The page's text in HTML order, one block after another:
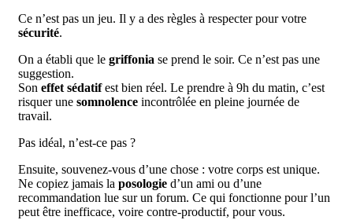
Ce n’est pas un jeu. Il y a des règles à respecter pour votre
sécurité.
On a établi que le griffonia se prend le soir. Ce n’est pas une
suggestion.
Son effet sédatifest bien réel. Le prendre à 9h du matin, c’est
risquer une somnolence incontrôlée en pleine journée de
travail.
Pas idéal, n’est-ce pas ?
Ensuite, souvenez-vous d’une chose : votre corps est unique.
Ne copiez jamais la posologie d’un ami ou d’une
recommandation lue sur un forum. Ce qui fonctionne pour l’un
peut être inefficace, voire contre-productif, pour vous.